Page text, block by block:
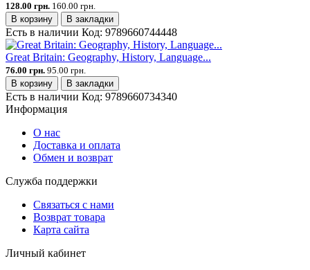
128.00 грн. 160.00 грн.
В корзину
В закладки
Есть в наличии Код: 9789660744448
Great Britain: Geography, History, Language...
76.00 грн. 95.00 грн.
В корзину
В закладки
Есть в наличии Код: 9789660734340
Информация
О нас
Доставка и оплата
Обмен и возврат
Служба поддержки
Связаться с нами
Возврат товара
Карта сайта
Личный кабинет